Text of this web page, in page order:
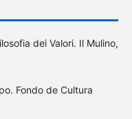
dei Valori. Il Mulino,
Fondo de Cultura